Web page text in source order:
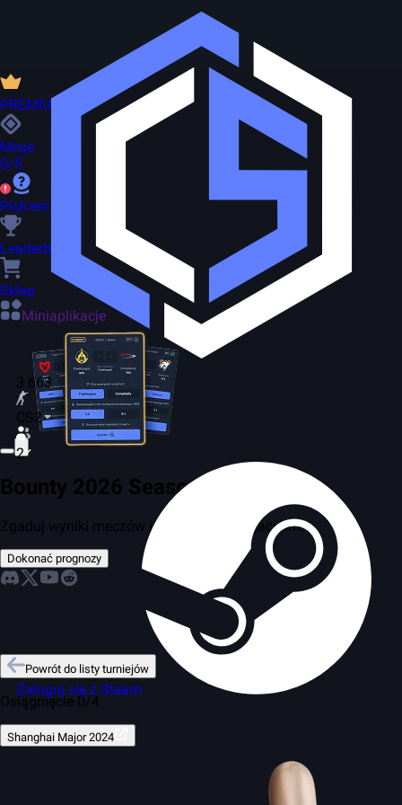
3 663
CS2
2
Zaloguj się z Steam
PREMIUM
Misje
0/5
Pick'em
Leaderboard
Sklep
Miniaplikacje
Bounty 2026 Season 2
Zgaduj wyniki meczów i rywalizuj z przyjaciółmi
Dokonać prognozy
Powrót do listy turniejów
Osiągnięcie 0/4
Shanghai Major 2024